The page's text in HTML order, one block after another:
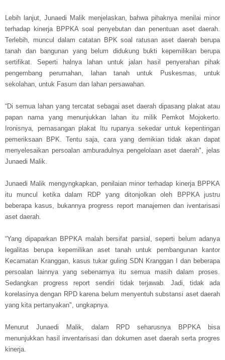
Lebih lanjut, Junaedi Malik menjelaskan, bahwa pihaknya menilai minor
terhadap kinerja BPPKA soal penyebutan dan penentuan aset daerah.
Terlebih, muncul dalam catatan BPK soal ratusan aset daerah berupa
tanah dan bangunan yang belum didukung bukti kepemilikan berupa
sertifikat. Seperti halnya lahan untuk jalan hasil penyerahan pihak
pengembang perumahan, lahan tanah untuk Puskesmas, untuk
sekolahan, untuk Fasum dan lahan persawahan.
“Di semua lahan yang tercatat sebagai aset daerah dipasang plakat atau
papan nama yang menunjukkan lahan itu milik Pemkot Mojokerto.
Ironisnya, pemasangan plakat Itu rupanya sekedar untuk kepentingan
pemeriksaan BPK. Tentu saja, cara yang demikian tidak akan dapat
menyelesaikan persoalan amburadulnya pengelolaan aset daerah", jelas
Junaedi Malik.
Junaedi Malik mengyngkapkan, penilaian minor terhadap kinerja BPPKA
itu muncul ketika dalam RDP yang ditonjolkan oleh BPPKA justru
beberapa kasus, bukannya progress report manajemen dan iventarisasi
aset daerah.
“Yang dipaparkan BPPKA malah bersifat parsial, seperti belum adanya
legalitas berupa kepemilikan aset tanah untuk pembangunan kantor
Kecamatan Kranggan, kasus tukar guling SDN Kranggan I dan beberapa
persoalan lainnya yang sebenarnya itu semua masih dalam proses.
Sedangkan progress report sendiri tidak terjawab. Jadi, tidak ada
korelasinya dengan RPD karena belum menyentuh substansi aset daerah
yang kita pertanyakan", ungkapnya.
Menurut Junaedi Malik, dalam RPD seharusnya BPPKA bisa
menunjukkan hasil inventarisasi dan dokumen aset daerah serta progres
kinerja.